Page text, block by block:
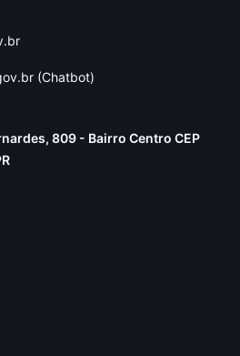
(Chatbot)
809 - Bairro Centro CEP